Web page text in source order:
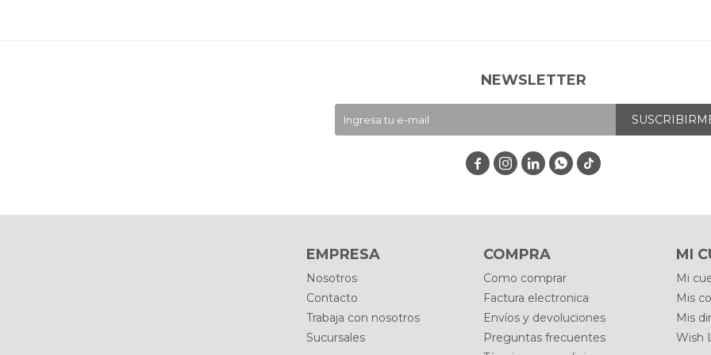
EMPRESA
Nosotros
Contacto
Trabaja con nosotros
Sucursales
COMPRA
Como comprar
Factura electronica
Envíos y devoluciones
Preguntas frecuentes
MI
Mi
Mis
Mis
Wish
NEWSLETTER
   